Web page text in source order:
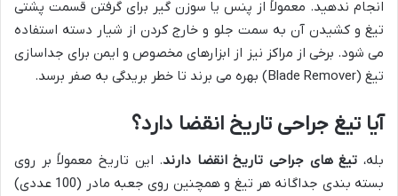
انجام ندهید. معمولاً از پنس یا سوزن گیر برای گرفتن قسمت پشتی
تیغ و کشیدن آن به سمت جلو و خارج کردن از شیار دسته استفاده
می شود. برخی از مراکز نیز از ابزارهای مخصوص و ایمن برای جداسازی
تیغ (Blade Remover) بهره می برند تا خطر بریدگی به صفر برسد.
آیا تیغ جراحی تاریخ انقضا دارد؟
بله، تیغ های جراحی تاریخ انقضا دارند. این تاریخ معمولاً بر روی
بسته بندی جداگانه هر تیغ و همچنین روی جعبه مادر (100 عددی)